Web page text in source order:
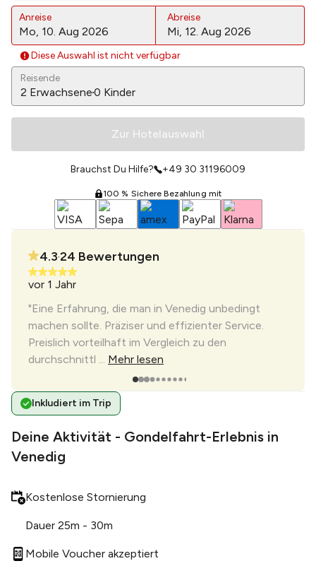
Anreise Abreise
Diese Auswahl ist nicht verfügbar
Reisende
2 Erwachsene0 Kinder
Zur Hotelauswahl
Brauchst Du Hilfe? +49 30 31196009
100 % Sichere Bezahlung mit
4.3•24 Bewertungen
vor 1 Jahr
"Eine Erfahrung, die man in Venedig unbedingt
machen sollte. Präziser und effizienter Service.
Preislich vorteilhaft im Vergleich zu den
durchschnittl ... Mehr lesen
Inkludiert im Trip
Deine Aktivität - Gondelfahrt-Erlebnis in
Venedig
Kostenlose Stornierung
Dauer 25m - 30m
Mobile Voucher akzeptiert